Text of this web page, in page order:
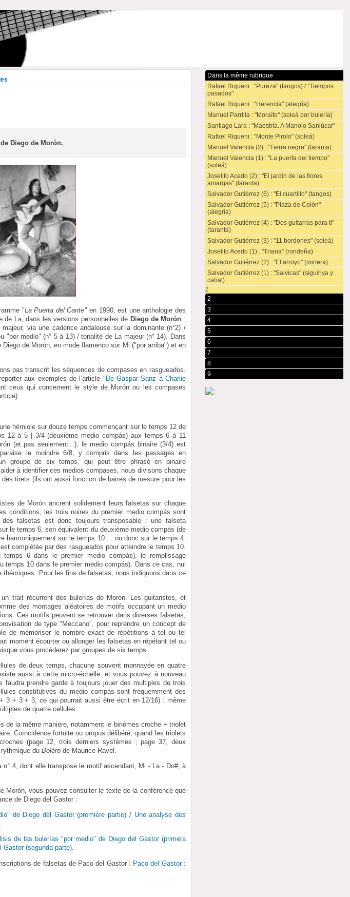
Diego de Morón.
"La Puerta del Cante" en 1990, est une anthologie des
de La, dans les versions personnelles de Diego de Morón :
via une cadence andalouse sur la dominante (n°2) /
medio" (n° 5 à 13) / tonalité de La majeur (n° 14). Dans
de Morón, en mode flamenco sur Mi ("por arriba") et en
pas transcrit les séquences de compases en rasgueados.
aux exemples de l’article "De Gaspar Sanz à Charlie
ceux qui concernent le style de Morón ou les compases
hémiole sur douze temps commençant sur le temps 12 de
12 à 5 | 3/4 (deuxième medio compás) aux temps 6 à 11
(et pas seulement...), le medio compás binaire (3/4) est
le moindre 6/8, y compris dans les passages en
groupe de six temps, qui peut être phrasé en binaire
à identifier ces medios compases, nous divisons chaque
tirets (ils ont aussi fonction de barres de mesure pour les
de Morón ancrent solidement leurs falsetas sur chaque
conditions, les trois noires du premier medio compás sont
falsetas est donc toujours transposable : une falseta
le temps 6, son équivalent du deuxième medio compás (de
harmoniquement sur le temps 10 ... ou donc sur le temps 4.
complétée par des rasgueados pour atteindre le temps 10.
6 dans le premier medio compás), le remplissage
temps 10 dans le premier medio compás). Dans ce cas, nul
théoriques. Pour les fins de falsetas, nous indiquons dans ce
trait récurrent des bulerías de Morón. Les guitaristes, et
des montages aléatoires de motifs occupant un medio
Ces motifs peuvent se retrouver dans diverses falsetas,
de type "Meccano", pour reprendre un concept de
de mémoriser le nombre exact de répétitions à tel ou tel
moment écourter ou allonger les falsetas en répétant tel ou
vous procéderez par groupes de six temps.
de deux temps, chacune souvent monnayée en quatre
aussi à cette micro-échelle, et vous pouvez à nouveau
prendre garde à toujours jouer des multiples de trois
constitutives du medio compás sont fréquemment des
3 + 3 + 3, ce qui pourrait aussi être écrit en 12/16) : même
de quatre cellules.
de la même manière, notamment le binômes croche + triolet
Coïncidence fortuite ou propos délibéré, quand les triolets
(page 12, trois derniers systèmes ; page 37, deux
rythmique duBoléro de Maurice Ravel.
4, dont elle transpose le motif ascendant, Mi - La - Do#, à
Morón, vous pouvez consulter le texte de la conférence que
de Diego del Gastor :
de Diego del Gastor (première partie) / Une analyse des
de las bulerías "por medio" de Diego del Gastor (primera
Gastor (segunda parte).
de falsetas de Paco del Gastor : Paco del Gastor :
Dans la même rubrique
Rafael Riqueni : "Pureza" (tangos) / "Tiempos
pasados"
Rafael Riqueni : "Herencia" (alegría)
Manuel Parrilla : "Moraíto" (soleá por bulería)
Santiago Lara : "Maestría. A Manolo Sanlúcar"
Rafael Riqueni : "Monte Pirolo" (soleá)
Manuel Valencia (2) : "Tierra negra" (taranta)
Manuel Valencia (1) : "La puerta del tiempo"
(soleá)
Joselito Acedo (2) : "El jardín de las flores
amargas" (taranta)
Salvador Gutiérrez (6) : "El cuartillo" (tangos)
Salvador Gutiérrez (5) : "Plaza de Colón"
(alegría)
Salvador Gutiérrez (4) : "Dos guitarras para ti"
(taranta)
Salvador Gutiérrez (3) : "11 bordones" (soleá)
Joselito Acedo (1) : "Triana" (rondeña)
Salvador Gutiérrez (2) : "El arroyo" (minera)
Salvador Gutiérrez (1) : "Salvicas" (siguiriya y
cabal)
1
2
3
4
5
6
7
8
9